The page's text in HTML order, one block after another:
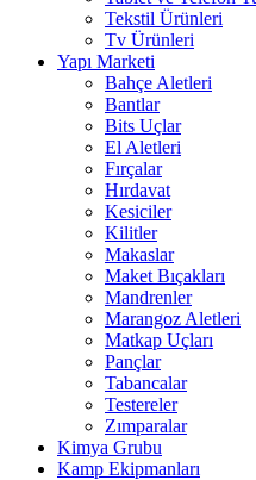
Tekstil Ürünleri
Tv Ürünleri
Yapı Marketi
Bahçe Aletleri
Bantlar
Bits Uçlar
El Aletleri
Fırçalar
Hırdavat
Kesiciler
Kilitler
Makaslar
Maket Bıçakları
Mandrenler
Marangoz Aletleri
Matkap Uçları
Pançlar
Tabancalar
Testereler
Zımparalar
Kimya Grubu
Kamp Ekipmanları